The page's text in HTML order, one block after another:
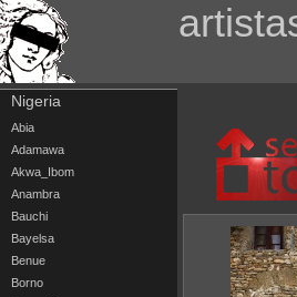
Nigeria
Abia
Adamawa
Akwa_Ibom
Anambra
Bauchi
Bayelsa
Benue
Borno